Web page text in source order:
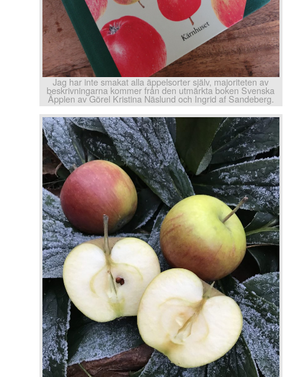
Jag har inte smakat alla äppelsorter själv, majoriteten av
beskrivningarna kommer från den utmärkta boken Svenska
Äpplen av Görel Kristina Näslund och Ingrid af Sandeberg.